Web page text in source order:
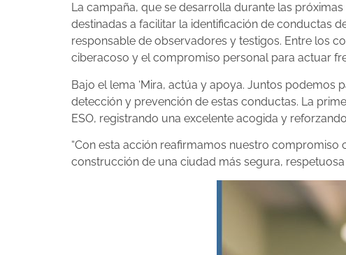
La campaña, que se desarrolla durante las
destinadas a facilitar la identificación de conductas
responsable de observadores y testigos. Entre los
ciberacoso y el compromiso personal para actuar
Bajo el lema ‘Mira, actúa y apoya. Juntos podemos
detección y prevención de estas conductas. La
ESO, registrando una excelente acogida y
“Con esta acción reafirmamos nuestro
construcción de una ciudad más segura,